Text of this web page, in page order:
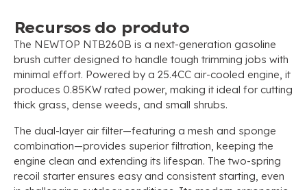
Recursos do produto
The NEWTOP NTB260B is a next-generation gasoline
brush cutter designed to handle tough trimming jobs with
minimal effort. Powered by a 25.4CC air-cooled engine, it
produces 0.85KW rated power, making it ideal for cutting
thick grass, dense weeds, and small shrubs.
The dual-layer air filter—featuring a mesh and sponge
combination—provides superior filtration, keeping the
engine clean and extending its lifespan. The two-spring
recoil starter ensures easy and consistent starting, even